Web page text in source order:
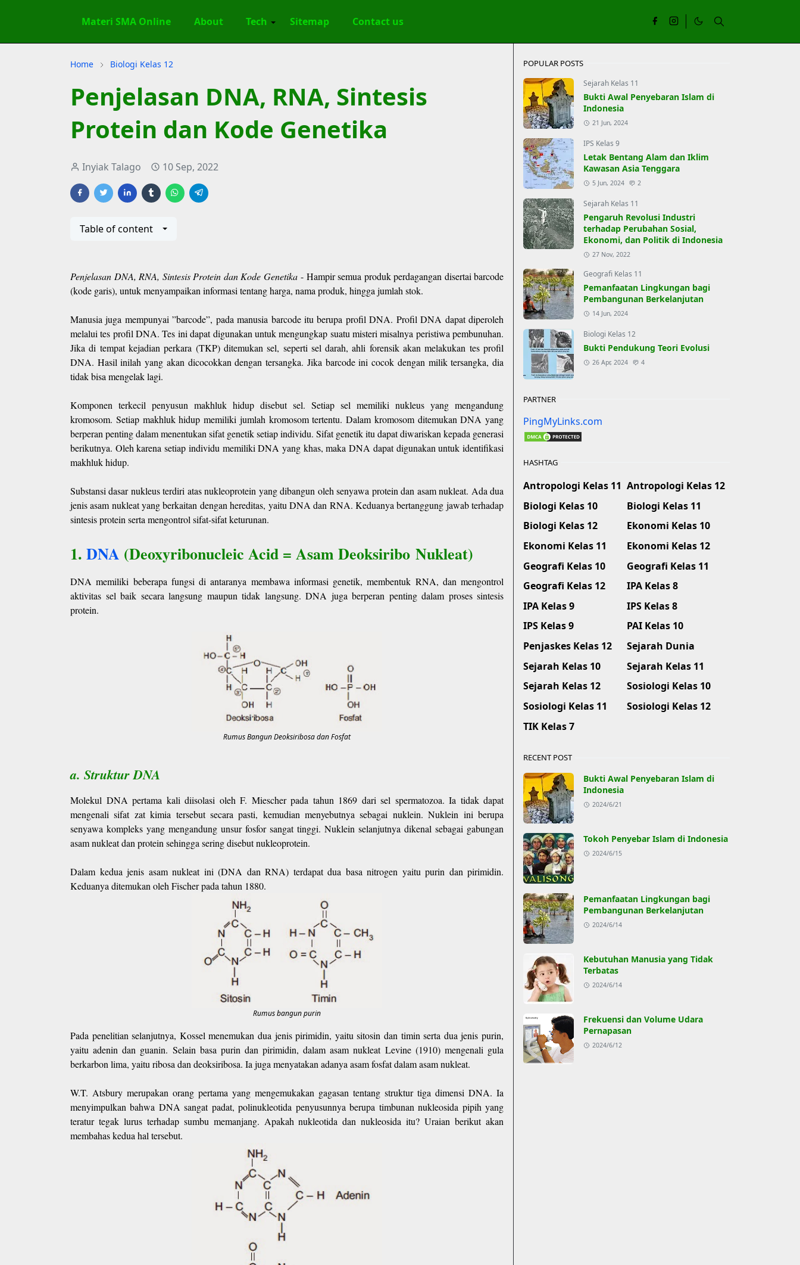
Materi SMA Online About Tech Sitemap Contact us
Home Biologi Kelas 12
Penjelasan DNA, RNA, Sintesis
Protein dan Kode Genetika
Inyiak Talago 10 Sep, 2022
Table of content
Penjelasan DNA, RNA, Sintesis Protein dan Kode Genetika- Hampir semua produk perdagangan disertai barcode
(kode garis), untuk menyampaikan informasi tentang harga, nama produk, hingga jumlah stok.
Manusia juga mempunyai ”barcode”, pada manusia barcode itu berupa profil DNA. Profil DNA dapat diperoleh
melalui tes profil DNA. Tes ini dapat digunakan untuk mengungkap suatu misteri misalnya peristiwa pembunuhan.
Jika di tempat kejadian perkara (TKP) ditemukan sel, seperti sel darah, ahli forensik akan melakukan tes profil
DNA. Hasil inilah yang akan dicocokkan dengan tersangka. Jika barcode ini cocok dengan milik tersangka, dia
tidak bisa mengelak lagi.
Komponen terkecil penyusun makhluk hidup disebut sel. Setiap sel memiliki nukleus yang mengandung
kromosom. Setiap makhluk hidup memiliki jumlah kromosom tertentu. Dalam kromosom ditemukan DNA yang
berperan penting dalam menentukan sifat genetik setiap individu. Sifat genetik itu dapat diwariskan kepada generasi
berikutnya. Oleh karena setiap individu memiliki DNA yang khas, maka DNA dapat digunakan untuk identifikasi
makhluk hidup.
Substansi dasar nukleus terdiri atas nukleoprotein yang dibangun oleh senyawa protein dan asam nukleat. Ada dua
jenis asam nukleat yang berkaitan dengan hereditas, yaitu DNA dan RNA. Keduanya bertanggung jawab terhadap
sintesis protein serta mengontrol sifat-sifat keturunan.
1. DNA (Deoxyribonucleic Acid = Asam Deoksiribo Nukleat)
DNA memiliki beberapa fungsi di antaranya membawa informasi genetik, membentuk RNA, dan mengontrol
aktivitas sel baik secara langsung maupun tidak langsung. DNA juga berperan penting dalam proses sintesis
protein.
Rumus Bangun Deoksiribosa dan Fosfat
a. Struktur DNA
Molekul DNA pertama kali diisolasi oleh F. Miescher pada tahun 1869 dari sel spermatozoa. Ia tidak dapat
mengenali sifat zat kimia tersebut secara pasti, kemudian menyebutnya sebagai nuklein. Nuklein ini berupa
senyawa kompleks yang mengandung unsur fosfor sangat tinggi. Nuklein selanjutnya dikenal sebagai gabungan
asam nukleat dan protein sehingga sering disebut nukleoprotein.
Dalam kedua jenis asam nukleat ini (DNA dan RNA) terdapat dua basa nitrogen yaitu purin dan pirimidin.
Keduanya ditemukan oleh Fischer pada tahun 1880.
Rumus bangun purin
Pada penelitian selanjutnya, Kossel menemukan dua jenis pirimidin, yaitu sitosin dan timin serta dua jenis purin,
yaitu adenin dan guanin. Selain basa purin dan pirimidin, dalam asam nukleat Levine (1910) mengenali gula
berkarbon lima, yaitu ribosa dan deoksiribosa. Ia juga menyatakan adanya asam fosfat dalam asam nukleat.
W.T. Atsbury merupakan orang pertama yang mengemukakan gagasan tentang struktur tiga dimensi DNA. Ia
menyimpulkan bahwa DNA sangat padat, polinukleotida penyusunnya berupa timbunan nukleosida pipih yang
teratur tegak lurus terhadap sumbu memanjang. Apakah nukleotida dan nukleosida itu? Uraian berikut akan
membahas kedua hal tersebut.
POPULAR POSTS
Sejarah Kelas 11
Bukti Awal Penyebaran Islam di
Indonesia
21 Jun, 2024
IPS Kelas 9
Letak Bentang Alam dan Iklim
Kawasan Asia Tenggara
5 Jun, 2024 2
Sejarah Kelas 11
Pengaruh Revolusi Industri
terhadap Perubahan Sosial,
Ekonomi, dan Politik di Indonesia
27 Nov, 2022
Geografi Kelas 11
Pemanfaatan Lingkungan bagi
Pembangunan Berkelanjutan
14 Jun, 2024
Biologi Kelas 12
Bukti Pendukung Teori Evolusi
26 Apr, 2024 4
PARTNER
PingMyLinks.com
HASHTAG
Antropologi Kelas 11 Antropologi Kelas 12
Biologi Kelas 10
Biologi Kelas 11
Biologi Kelas 12
Ekonomi Kelas 10
Ekonomi Kelas 11
Ekonomi Kelas 12
Geografi Kelas 10
Geografi Kelas 11
Geografi Kelas 12
IPA Kelas 8
IPA Kelas 9
IPS Kelas 8
IPS Kelas 9
PAI Kelas 10
Penjaskes Kelas 12
Sejarah Dunia
Sejarah Kelas 10
Sejarah Kelas 11
Sejarah Kelas 12
Sosiologi Kelas 10
Sosiologi Kelas 11
Sosiologi Kelas 12
TIK Kelas 7
RECENT POST
Bukti Awal Penyebaran Islam di
Indonesia
2024/6/21
Tokoh Penyebar Islam di Indonesia
2024/6/15
Pemanfaatan Lingkungan bagi
Pembangunan Berkelanjutan
2024/6/14
Kebutuhan Manusia yang Tidak
Terbatas
2024/6/14
Frekuensi dan Volume Udara
Pernapasan
2024/6/12